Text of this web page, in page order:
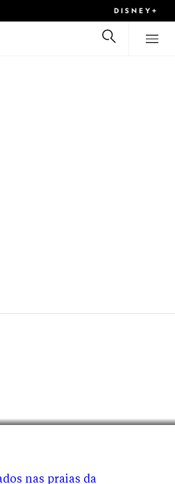
DISNEY+